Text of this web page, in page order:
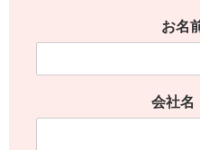
お名
会社名